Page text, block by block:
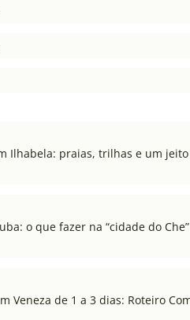
Ilhabela: praias, trilhas e um
o que fazer na “cidade do Che”
Veneza de 1 a 3 dias: Roteiro